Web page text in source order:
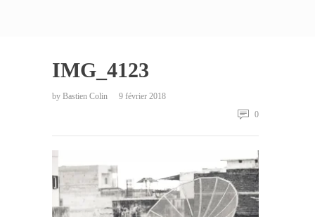
IMG_4123
by Bastien Colin
9 février 2018
0